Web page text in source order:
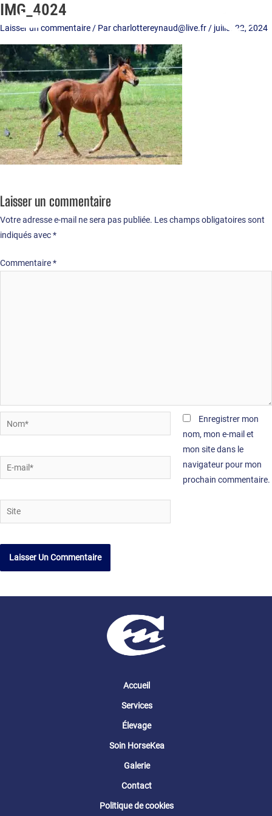
Aller
IMG_4024
Laisser un commentaire/ Parcharlottereynaud@live.fr/ juillet 22, 2024
Laisser un commentaire
Votre adresse e-mail ne sera pas publiée. Les champs obligatoires sont
indiqués avec*
Commentaire*
Nom*
mail*
Site
Enregistrer mon
nom, mon e-mail et
mon site dans le
navigateur pour mon
prochain commentaire.
Accueil
Services
Élevage
Soin HorseKea
Galerie
Contact
Politique de cookies